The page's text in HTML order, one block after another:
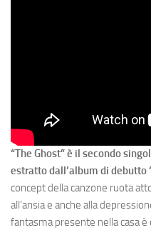
“The Ghost” è il secondo
estratto dall’album di debutto
concept della canzone ruota
all’ansia e anche alla
fantasma presente nella casa